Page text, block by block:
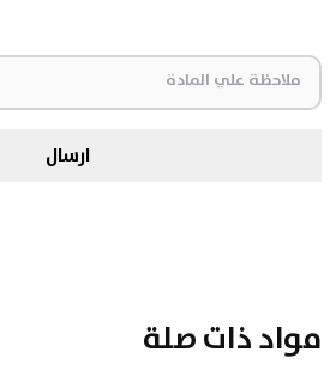
ارسال
مواد ذات صلة